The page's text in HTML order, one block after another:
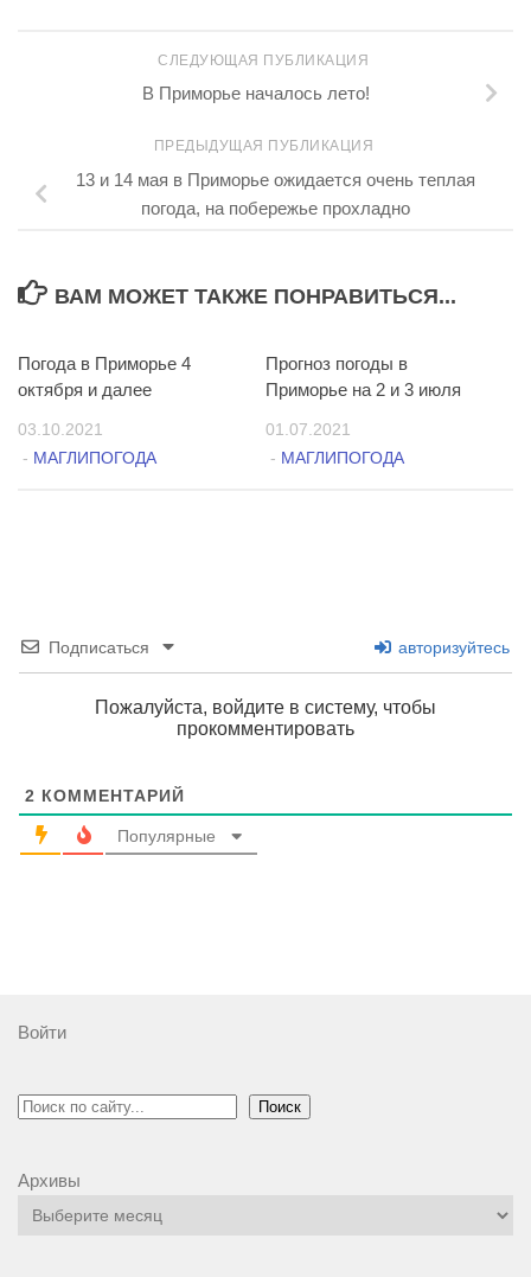
СЛЕДУЮЩАЯ ПУБЛИКАЦИЯ
В Приморье началось лето!
ПРЕДЫДУЩАЯ ПУБЛИКАЦИЯ
13 и 14 мая в Приморье ожидается очень теплая
погода, на побережье прохладно
ВАМ МОЖЕТ ТАКЖЕ ПОНРАВИТЬСЯ...
Погода в Приморье 4
октября и далее
03.10.2021
- МАГЛИПОГОДА
Прогноз погоды в
Приморье на 2 и 3 июля
01.07.2021
- МАГЛИПОГОДА
Подписаться авторизуйтесь
Пожалуйста, войдите в систему, чтобы
прокомментировать
2 КОММЕНТАРИЙ
Популярные
Войти
Поиск Поиск
Архивы